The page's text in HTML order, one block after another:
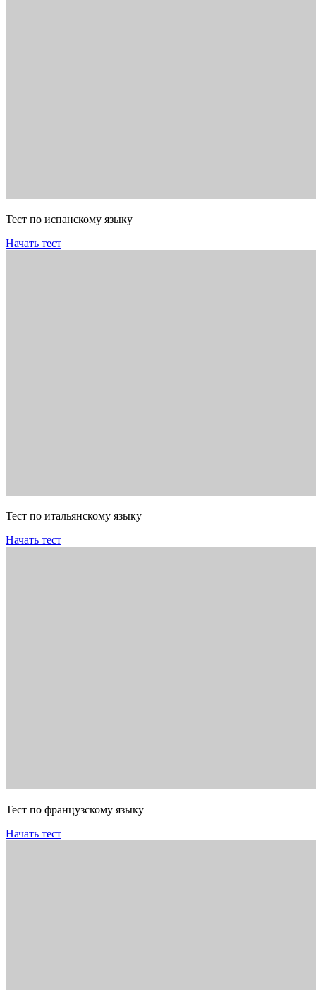
Тест по испанскому языку
Начать тест
Тест по итальянскому языку
Начать тест
Тест по французскому языку
Начать тест